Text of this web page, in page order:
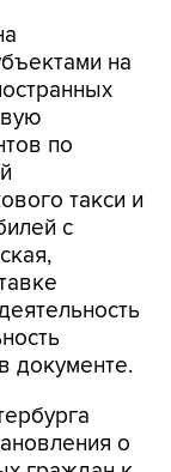
на
по
такси и
с
документе.
о